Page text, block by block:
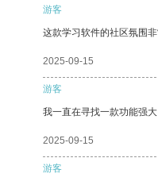
游客
这款学习软件的社区氛围
2025-09-15
游客
我一直在寻找一款功能强
2025-09-15
游客